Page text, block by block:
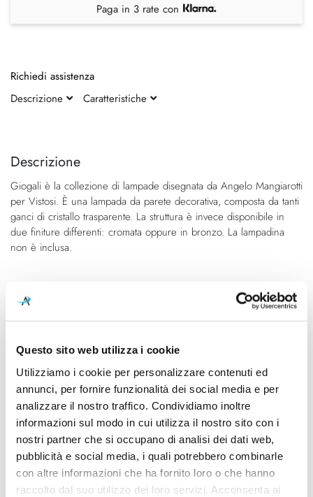
Questo sito web utilizza i cookie
Utilizziamo i cookie per personalizzare contenuti ed
annunci, per fornire funzionalità dei social media e per
analizzare il nostro traffico. Condividiamo inoltre
informazioni sul modo in cui utilizza il nostro sito con i
nostri partner che si occupano di analisi dei dati web,
pubblicità e social media, i quali potrebbero combinarle
con altre informazioni che ha fornito loro o che hanno
raccolto dal suo utilizzo dei loro servizi. Acconsenta ai
fine
galleria
di
immagini
della
di
immagini
Descrizione
Giogali è la collezione di lampade disegnata da Angelo Mangiarotti
per Vistosi. È una lampada da parete decorativa, composta da tanti
ganci di cristallo trasparente. La struttura è invece disponibile in
due finiture differenti: cromata oppure in bronzo. La lampadina
non è inclusa.
Caratteristiche
Cod.Art.
Designer
Dimensioni
360mm x 190mm - H560mm
Sorgente luminosa
Lampadina Led
Potenza e attacco
Max 60W - E14
Lampadina
Esclusa
Dimmerazione
Dimmerabile
Classe energetica
A++, A
Paga in 3 rate con
Richiedi assistenza
Descrizione
Caratteristiche